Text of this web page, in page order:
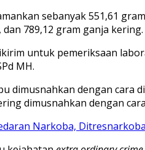
sebanyak 551,61
789,12 gram ganja kering.
untuk pemeriksaan
MH.
dimusnahkan dengan cara
dimusnahkan dengan
Narkoba,